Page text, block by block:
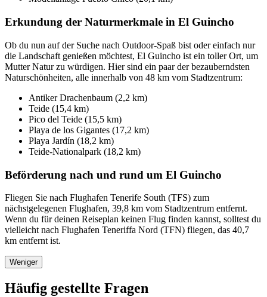
Erkundung der Naturmerkmale in El Guincho
Ob du nun auf der Suche nach Outdoor-Spaß bist oder einfach nur
die Landschaft genießen möchtest, El Guincho ist ein toller Ort, um
Mutter Natur zu würdigen. Hier sind ein paar der bezauberndsten
Naturschönheiten, alle innerhalb von 48 km vom Stadtzentrum:
Antiker Drachenbaum (2,2 km)
Teide (15,4 km)
Pico del Teide (15,5 km)
Playa de los Gigantes (17,2 km)
Playa Jardín (18,2 km)
Teide-Nationalpark (18,2 km)
Beförderung nach und rund um El Guincho
Fliegen Sie nach Flughafen Tenerife South (TFS) zum
nächstgelegenen Flughafen, 39,8 km vom Stadtzentrum entfernt.
Wenn du für deinen Reiseplan keinen Flug finden kannst, solltest du
vielleicht nach Flughafen Teneriffa Nord (TFN) fliegen, das 40,7
km entfernt ist.
Weniger
Häufig gestellte Fragen